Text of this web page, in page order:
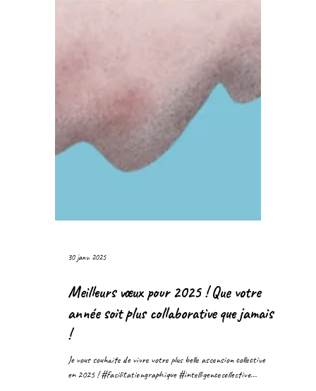
Meilleurs vœux pour 2025 ! Que votre
année soit plus collaborative que jamais
!